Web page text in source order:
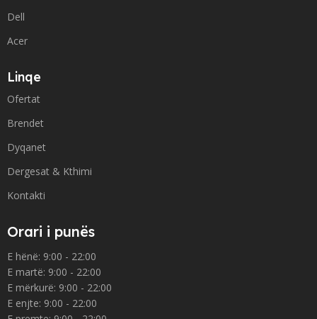
Dell
Acer
Linqe
Ofertat
Brendet
Dyqanet
Dergesat & Kthimi
Kontakti
Orari i punës
E hënë: 9:00 - 22:00
E martë: 9:00 - 22:00
E mërkurë: 9:00 - 22:00
E enjte: 9:00 - 22:00